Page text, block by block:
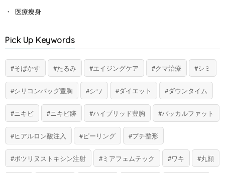
医療痩身
Pick Up Keywords
そばかす たるみ エイジングケア クマ治療 シミ
シリコンバッグ豊胸 シワ ダイエット ダウンタイム
ニキビ ニキビ跡 ハイブリッド豊胸 バッカルファット
ヒアルロン酸注入 ピーリング プチ整形
ボツリヌストキシン注射 ミアフェムテック ワキ 丸顔